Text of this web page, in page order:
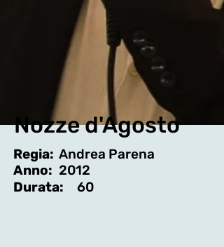
Nozze d'Agosto
Regia:
Anno:
Andrea Parena
2012
Durata:
60